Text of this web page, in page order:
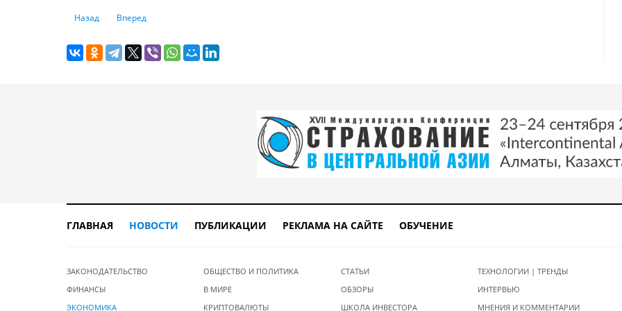
Предыдущий: Авантюрные спекуляции, рисковое кредитование, отсутствие регуляции: почему в мире вспыхивают финансовые
Назад Следующий: Более 500 млн тенге было переведено в частное управление с пенсионных счетов казахстанцев
Вперед
ГЛАВНАЯ НОВОСТИ ПУБЛИКАЦИИ РЕКЛАМА НА САЙТЕ ОБУЧЕНИЕ
ЗАКОНОДАТЕЛЬСТВО
ФИНАНСЫ
ЭКОНОМИКА
ОБЩЕСТВО И ПОЛИТИКА
В МИРЕ
КРИПТОВАЛЮТЫ
СТАТЬИ
ОБЗОРЫ
ШКОЛА ИНВЕСТОРА
ТЕХНОЛОГИИ | ТРЕНДЫ
ИНТЕРВЬЮ
МНЕНИЯ И КОММЕНТАРИИ